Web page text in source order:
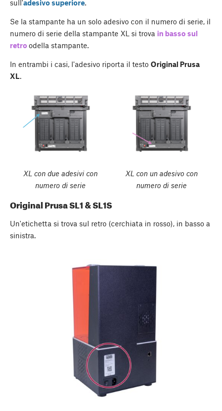
sull'adesivo superiore.
Se la stampante ha un solo adesivo con il numero di serie, il
numero di serie della stampante XL si trova in basso sul
retro odella stampante.
In entrambi i casi, l'adesivo riporta il testo Original Prusa
XL.
XL con due adesivi con
numero di serie
XL con un adesivo con
numero di serie
Original Prusa SL1 & SL1S
Un'etichetta si trova sul retro (cerchiata in rosso), in basso a
sinistra.